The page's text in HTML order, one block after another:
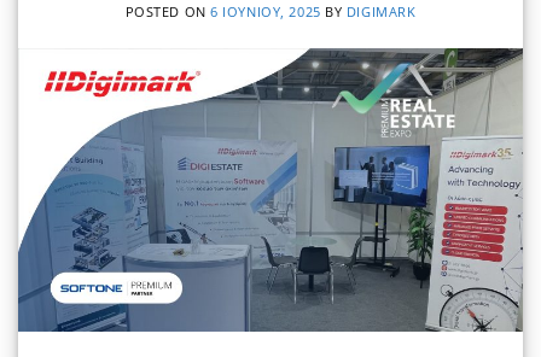
POSTED ON6 ΙΟΥΝΊΟΥ, 2025 BY DIGIMARK